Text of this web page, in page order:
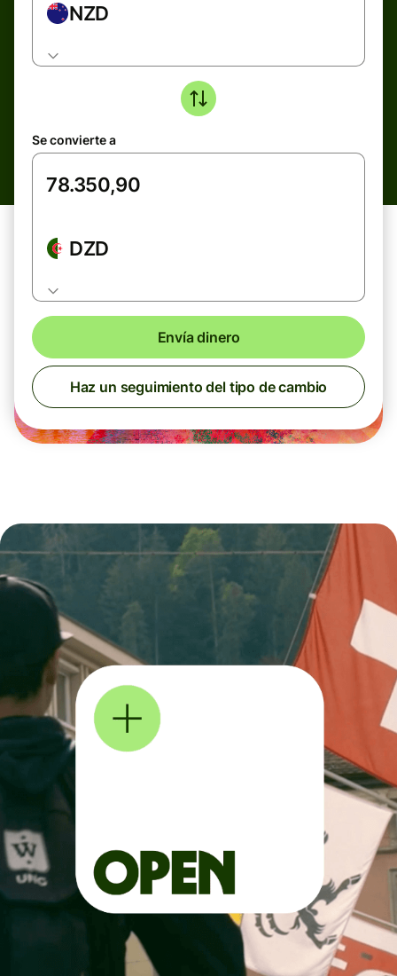
NZD
Se convierte a
DZD
Envía dinero
Haz un seguimiento del tipo de cambio